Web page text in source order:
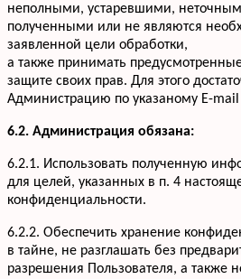
неполными, устаревшими,
полученными или не являются
заявленной цели обработки,
а также принимать
защите своих прав. Для этого
Администрацию по указаному E-mail
6.2. Администрация обязана:
6.2.1. Использовать полученную
для целей, указанных в п. 4
конфиденциальности.
6.2.2. Обеспечить хранение
в тайне, не разглашать без
разрешения Пользователя, а также